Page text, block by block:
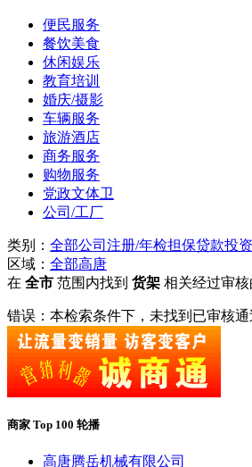
便民服务
餐饮美食
休闲娱乐
教育培训
婚庆/摄影
车辆服务
旅游酒店
商务服务
购物服务
党政文体卫
公司/工厂
类别： 全部公司注册/年检担保贷款投
区域： 全部高唐
在 全市 范围内找到 货架 相关经过审
错误：本检索条件下，未找到已审核
商家 Top 100 轮播
高唐腾岳机械有限公司